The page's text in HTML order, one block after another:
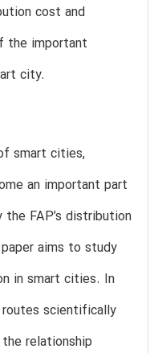
cost and
the important
city.
smart cities,
an important part
FAP’s distribution
aims to study
in smart cities. In
scientifically
the relationship